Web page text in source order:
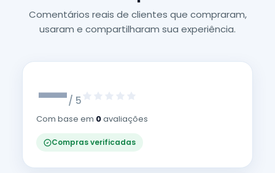
Comentários reais de clientes que compraram,
usaram e compartilharam sua experiência.
—/ 5
Com base em 0avaliações
Compras verificadas